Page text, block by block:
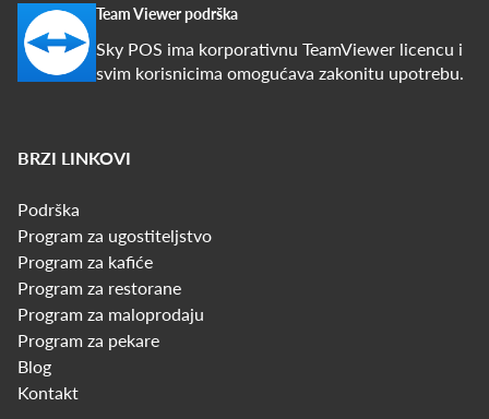
Team Viewer podrška
Sky POS ima korporativnu TeamViewer licencu i
svim korisnicima omogućava zakonitu upotrebu.
BRZI LINKOVI
Podrška
Program za ugostiteljstvo
Program za kafiće
Program za restorane
Program za maloprodaju
Program za pekare
Blog
Kontakt